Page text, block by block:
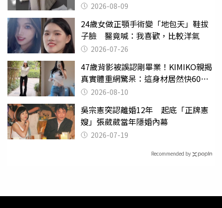
2026-08-09
24歲女做正顎手術變「地包天」鞋拔
子臉 醫竟喊：我喜歡，比較洋氣
2026-07-26
47歲背影被誤認剛畢業！KIMIKO親揭
真實體重網驚呆：這身材居然快60公
斤？2026-08-10
吳宗憲突認離婚12年 起底「正牌憲
嫂」張葳葳當年隱婚內幕
2026-07-19
Recommended by